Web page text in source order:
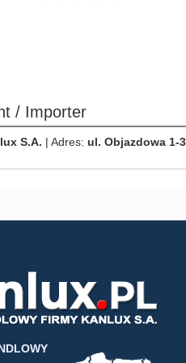
/ Importer
S.A. | Adres: ul. Objazdowa 1-